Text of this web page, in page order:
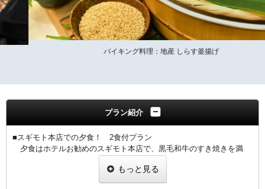
バイキング料理：地産 しらす釜揚げ
プラン紹介
■スギモト本店での夕食！ 2食付プラン
夕食はホテルお勧めのスギモト本店で、黒毛和牛のすき焼きを満
※お食事は2名様からのご予約でお願いいたします。
朝食はホテルでゆっくりバイキング
もっと見る